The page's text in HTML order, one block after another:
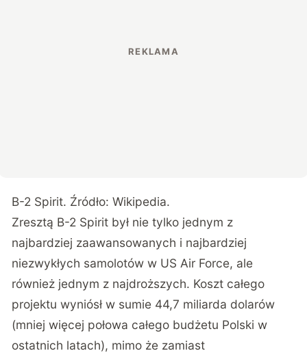
B-2 Spirit. Źródło: Wikipedia.
Zresztą B-2 Spirit był nie tylko jednym z
najbardziej zaawansowanych i najbardziej
niezwykłych samolotów w US Air Force, ale
również jednym z najdroższych. Koszt całego
projektu wyniósł w sumie 44,7 miliarda dolarów
(mniej więcej połowa całego budżetu Polski w
ostatnich latach), mimo że zamiast